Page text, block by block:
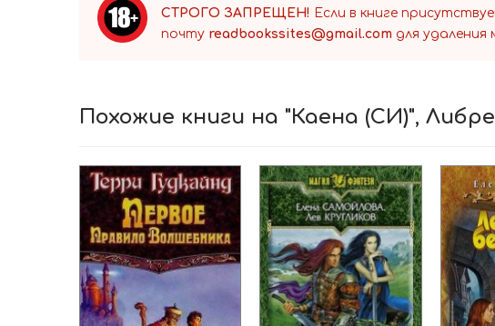
СТРОГО ЗАПРЕЩЕН! Если в книге
почту readbookssites@gmail.com для
Похожие книги на "Каена (СИ)",